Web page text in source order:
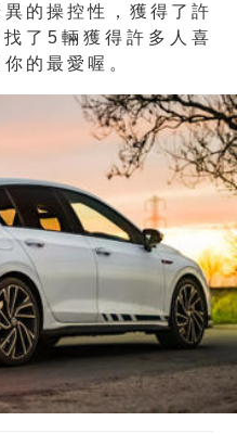
的操控性，獲得了許
了5輛獲得許多人喜
的最愛喔。